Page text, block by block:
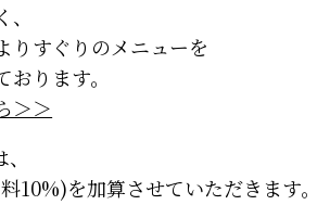
りすぐりのメニューを
ります。
＞＞
10%)を加算させていただきます。